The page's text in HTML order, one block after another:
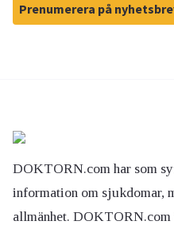
Prenumerera på
DOKTORN.com har som
information om sjukdomar,
allmänhet.